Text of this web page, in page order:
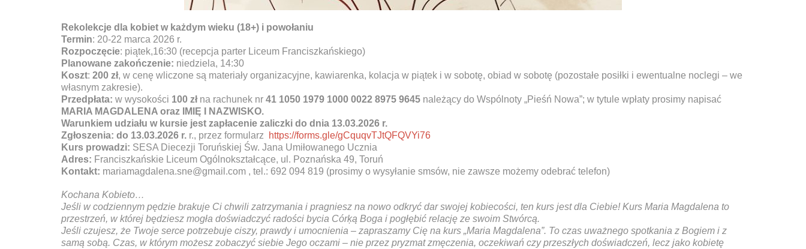
Rekolekcje dla kobiet w każdym wieku (18+) i powołaniu
Termin: 20-22 marca 2026 r.
Rozpoczęcie: piątek,16:30 (recepcja parter Liceum Franciszkańskiego)
Planowane zakończenie: niedziela, 14:30
Koszt: 200 zł, w cenę wliczone są materiały organizacyjne, kawiarenka, kolacja w piątek i w sobotę, obiad w sobotę (pozostałe posiłki i ewentualne noclegi – we
własnym zakresie).
Przedpłata: w wysokości 100 złna rachunek nr 41 1050 1979 1000 0022 8975 9645 należący do Wspólnoty „Pieśń Nowa”; w tytule wpłaty prosimy napisać
MARIA MAGDALENA oraz IMIĘ I NAZWISKO.
Warunkiem udziału w kursie jest zapłacenie zaliczki do dnia 13.03.2026 r.
Zgłoszenia: do 13.03.2026 r. r., przez formularz https://forms.gle/gCquqvTJtQFQVYi76
Kurs prowadzi: SESA Diecezji Toruńskiej Św. Jana Umiłowanego Ucznia
Adres: Franciszkańskie Liceum Ogólnokształcące, ul. Poznańska 49, Toruń
Kontakt: mariamagdalena.sne@gmail.com , tel.: 692 094 819 (prosimy o wysyłanie smsów, nie zawsze możemy odebrać telefon)
Kochana Kobieto…
Jeśli w codziennym pędzie brakuje Ci chwili zatrzymania i pragniesz na nowo odkryć dar swojej kobiecości, ten kurs jest dla Ciebie! Kurs Maria Magdalena to
przestrzeń, w której będziesz mogła doświadczyć radości bycia Córķą Boga i pogłębić relację ze swoim Stwórcą.
Jeśli czujesz, że Twoje serce potrzebuje ciszy, prawdy i umocnienia – zapraszamy Cię na kurs „Maria Magdalena”. To czas uważnego spotkania z Bogiem i z
samą sobą. Czas, w którym możesz zobaczyć siebie Jego oczami – nie przez pryzmat zmęczenia, oczekiwań czy przeszłych doświadczeń, lecz jako kobietę